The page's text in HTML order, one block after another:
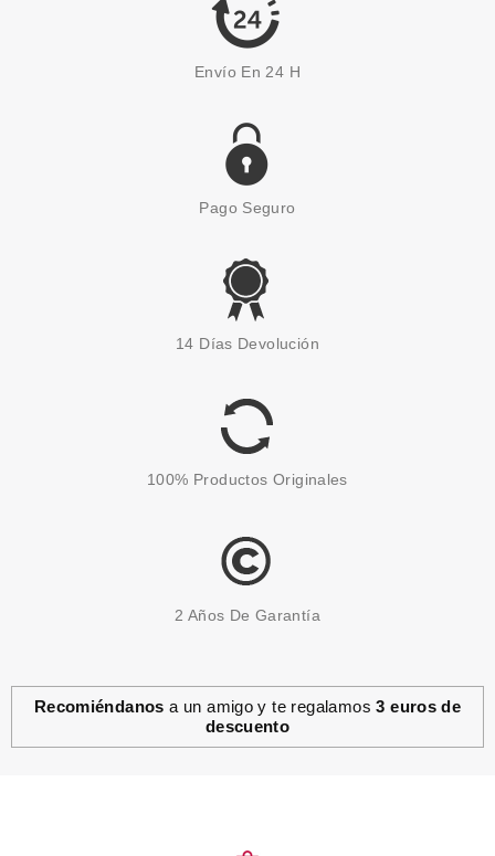
Envío En 24 H
Pago Seguro
14 Días Devolución
100% Productos Originales
2 Años De Garantía
Recomiéndanos a un amigo y te regalamos3 euros de
descuento